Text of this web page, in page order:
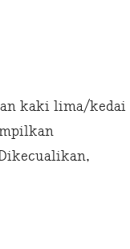
kaki lima/kedai